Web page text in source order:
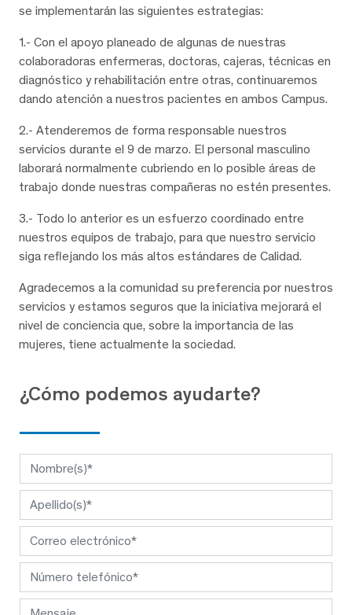
se implementarán las siguientes estrategias:
1.- Con el apoyo planeado de algunas de nuestras
colaboradoras enfermeras, doctoras, cajeras, técnicas en
diagnóstico y rehabilitación entre otras, continuaremos
dando atención a nuestros pacientes en ambos Campus.
2.- Atenderemos de forma responsable nuestros
servicios durante el 9 de marzo. El personal masculino
laborará normalmente cubriendo en lo posible áreas de
trabajo donde nuestras compañeras no estén presentes.
3.- Todo lo anterior es un esfuerzo coordinado entre
nuestros equipos de trabajo, para que nuestro servicio
siga reflejando los más altos estándares de Calidad.
Agradecemos a la comunidad su preferencia por nuestros
servicios y estamos seguros que la iniciativa mejorará el
nivel de conciencia que, sobre la importancia de las
mujeres, tiene actualmente la sociedad.
¿Cómo podemos ayudarte?